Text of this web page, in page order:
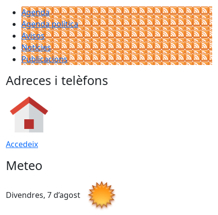
Agenda
Agenda política
Avisos
Notícies
Publicacions
Adreces i telèfons
Accedeix
Meteo
Divendres, 7 d’agost